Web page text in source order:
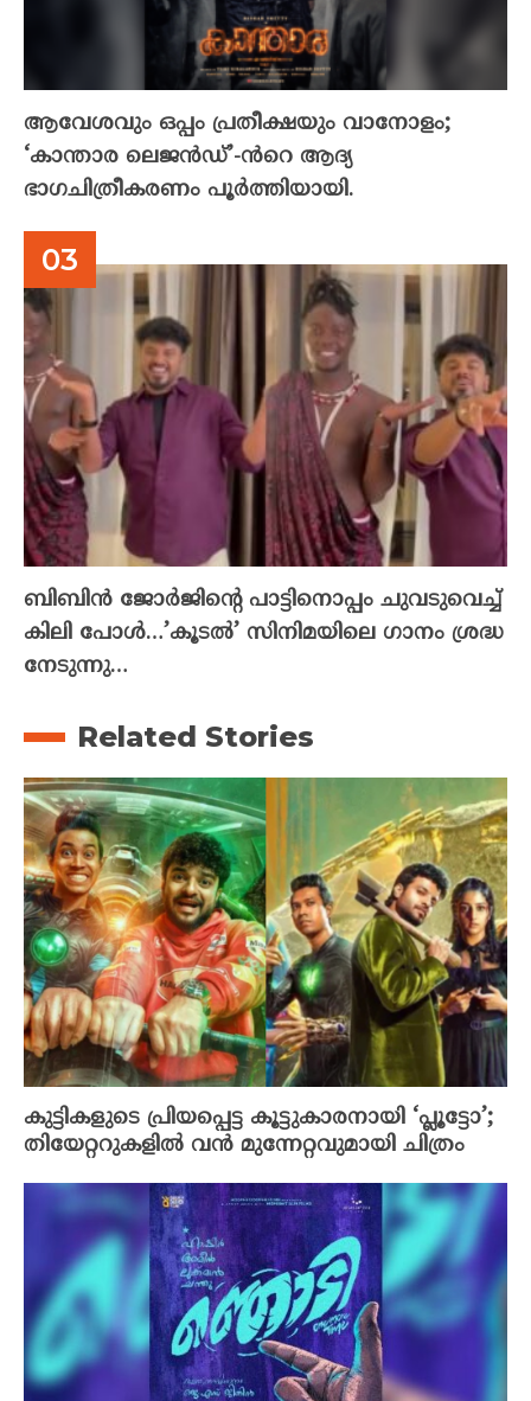
ആവേശവും ഒപ്പം പ്രതീക്ഷയും വാനോളം;
‘കാന്താര ലെജൻഡ്’-ൻറെ ആദ്യ
ഭാഗചിത്രീകരണം പൂർത്തിയായി.
ബിബിൻ ജോർജിന്റെ പാട്ടിനൊപ്പം ചുവടുവെച്ച്
കിലി പോൾ…’കൂടൽ’ സിനിമയിലെ ഗാനം ശ്രദ്ധ
നേടുന്നു…
Related Stories
കുട്ടികളുടെ പ്രിയപ്പെട്ട കൂട്ടുകാരനായി ‘പ്ലൂട്ടോ’;
തിയേറ്ററുകളിൽ വൻ മുന്നേറ്റവുമായി ചിത്രം